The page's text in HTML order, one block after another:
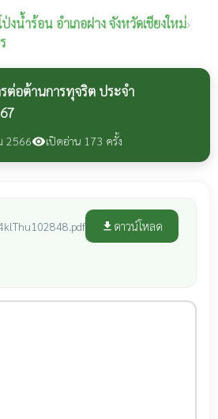
ป่งน้ำร้อน อำเภอฝาง จังหวัดเชียงใหม่›
ต่อต้านการทุจริต ประจำ
2566visibilityเปิดอ่าน 173 ครั้ง
file_download ดาวน์โหลด